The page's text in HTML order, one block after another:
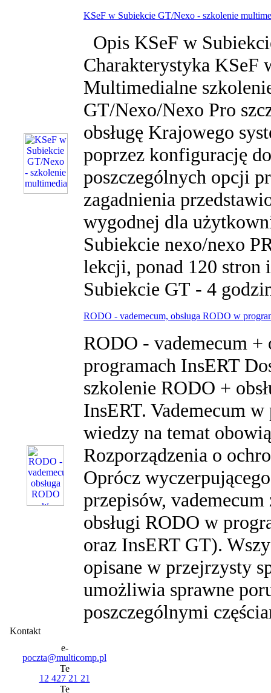
KSeF w Subiekcie GT/Nexo - szkolenie
Opis KSeF w
Charakterystyka KSeF
Multimedialne
GT/Nexo/Nexo Pro
obsługę Krajowego
poprzez konfigurację
poszczególnych opcji
zagadnienia
wygodnej dla
Subiekcie nexo/nexo
lekcji, ponad 120
Subiekcie GT - 4
RODO - vademecum, obsługa RODO w
RODO - vademecum +
programach InsERT
szkolenie RODO +
InsERT. Vademecum
wiedzy na temat
Rozporządzenia o
Oprócz
przepisów,
obsługi RODO w
oraz InsERT GT).
opisane w przejrzysty
umożliwia sprawne
poszczególnymi
Kontakt
poczta@multicomp.pl
12 427 21 21